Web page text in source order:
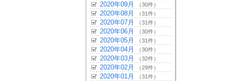
2020年09月 （30件）
2020年08月 （31件）
2020年07月 （31件）
2020年06月 （30件）
2020年05月 （31件）
2020年04月 （30件）
2020年03月 （32件）
2020年02月 （29件）
2020年01月 （31件）